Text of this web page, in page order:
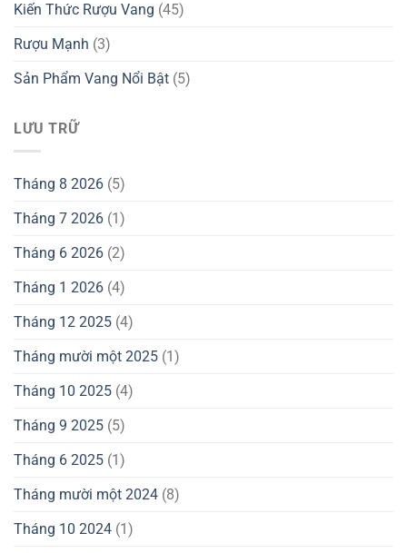
Kiến Thức Rượu Vang (45)
Rượu Mạnh (3)
Sản Phẩm Vang Nổi Bật (5)
LƯU TRỮ
Tháng 8 2026 (5)
Tháng 7 2026 (1)
Tháng 6 2026 (2)
Tháng 1 2026 (4)
Tháng 12 2025 (4)
Tháng mười một 2025 (1)
Tháng 10 2025 (4)
Tháng 9 2025 (5)
Tháng 6 2025 (1)
Tháng mười một 2024 (8)
Tháng 10 2024 (1)